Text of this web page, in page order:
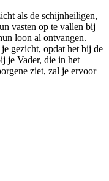
als de schijnheiligen,
vasten op te vallen bij
loon al ontvangen.
gezicht, opdat het bij de
je Vader, die in het
ziet, zal je ervoor